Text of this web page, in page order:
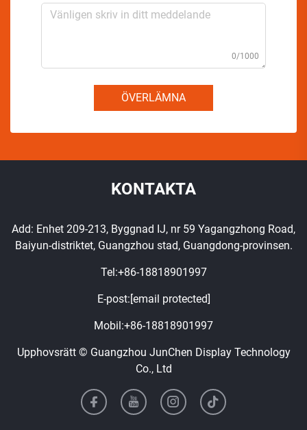
0/1000
ÖVERLÄMNA
KONTAKTA
Add: Enhet 209-213, Byggnad IJ, nr 59 Yagangzhong Road,
Baiyun-distriktet, Guangzhou stad, Guangdong-provinsen.
Tel:+86-18818901997
E-post: [email protected]
Mobil:+86-18818901997
Upphovsrätt © Guangzhou JunChen Display Technology
Co., Ltd